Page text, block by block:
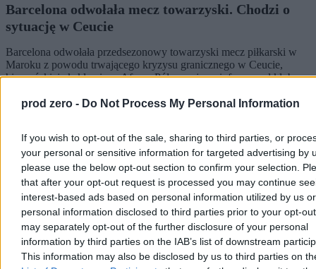
prod zero - Do Not Process My Personal Information
If you wish to opt-out of the sale, sharing to third parties, or
your personal or sensitive information for targeted advertising by
please use the below opt-out section to confirm your selection.
that after your opt-out request is processed you may continue
interest-based ads based on personal information utilized by us or
personal information disclosed to third parties prior to your opt-
may separately opt-out of the further disclosure of your personal
information by third parties on the IAB’s list of downstream
This information may also be disclosed by us to third parties on
Barcelona odwołała mecz towarzyski. Chodzi o
sytuację w Ceucie
Barcelona odwołała przedsezonowy towarzyski mecz piłkarski w
Maroku z powodu trwającego kryzysu granicznego w Ceucie,
hiszpańskiej eksklawie w Afryce Północnej - poinformował klub.
Paweł Żurek
Dzisiaj 13:18
2 min
Kraj